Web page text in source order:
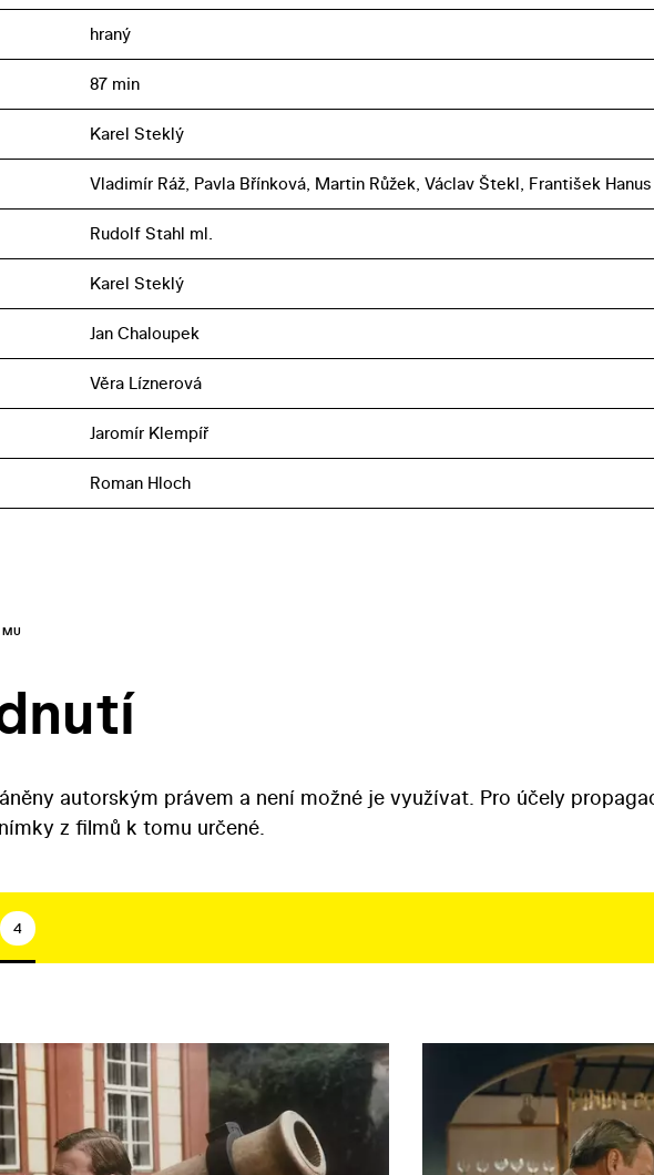
hraný
87 min
Karel Steklý
Vladimír Ráž, Pavla Břínková, Martin Růžek, Václav Štekl, František Hanus
Rudolf Stahl ml.
Karel Steklý
Jan Chaloupek
Věra Líznerová
Jaromír Klempíř
Roman Hloch
autorským právem a není možné je využívat. Pro účely
z filmů k tomu určené.
4